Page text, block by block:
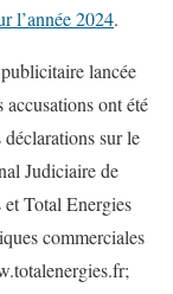
l’année 2024.
lancée
ont été
déclarations sur le
Judiciaire de
et Total Energies
commerciales